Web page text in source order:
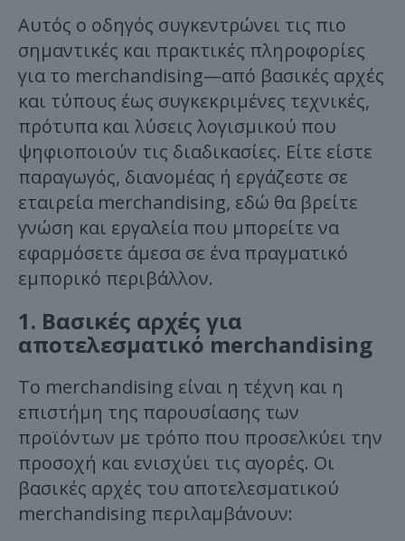
Αυτός ο οδηγός συγκεντρώνει τις πιο
σημαντικές και πρακτικές πληροφορίες
για το merchandising—από βασικές αρχές
και τύπους έως συγκεκριμένες τεχνικές,
πρότυπα και λύσεις λογισμικού που
ψηφιοποιούν τις διαδικασίες. Είτε είστε
παραγωγός, διανομέας ή εργάζεστε σε
εταιρεία merchandising, εδώ θα βρείτε
γνώση και εργαλεία που μπορείτε να
εφαρμόσετε άμεσα σε ένα πραγματικό
εμπορικό περιβάλλον.
1. Βασικές αρχές για
αποτελεσματικό merchandising
Το merchandising είναι η τέχνη και η
επιστήμη της παρουσίασης των
προϊόντων με τρόπο που προσελκύει την
προσοχή και ενισχύει τις αγορές. Οι
βασικές αρχές του αποτελεσματικού
merchandising περιλαμβάνουν: